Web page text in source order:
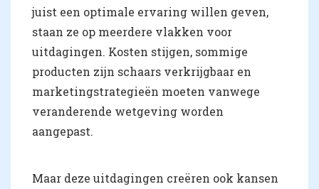
juist een optimale ervaring willen geven,
staan ze op meerdere vlakken voor
uitdagingen. Kosten stijgen, sommige
producten zijn schaars verkrijgbaar en
marketingstrategieën moeten vanwege
veranderende wetgeving worden
aangepast.
Maar deze uitdagingen creëren ook kansen